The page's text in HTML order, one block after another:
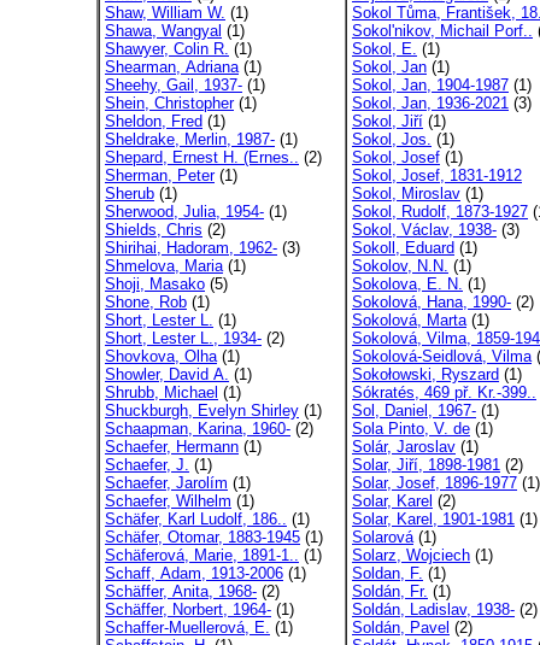
Shaw, William W. (1)
Shawa, Wangyal (1)
Shawyer, Colin R. (1)
Shearman, Adriana(1)
Sheehy, Gail, 1937- (1)
Shein, Christopher(1)
Sheldon, Fred (1)
Sheldrake, Merlin, 1987- (1)
Shepard, Ernest H. (Ernes.. (2)
Sherman, Peter(1)
Sherub (1)
Sherwood, Julia, 1954- (1)
Shields, Chris (2)
Shirihai, Hadoram, 1962- (3)
Shmelova, Maria(1)
Shoji, Masako (5)
Shone, Rob (1)
Short, Lester L. (1)
Short, Lester L., 1934- (2)
Shovkova, Olha(1)
Showler, David A. (1)
Shrubb, Michael (1)
Shuckburgh, Evelyn Shirley (1)
Schaapman, Karina, 1960- (2)
Schaefer, Hermann (1)
Schaefer, J. (1)
Schaefer, Jarolím (1)
Schaefer, Wilhelm (1)
Schäfer, Karl Ludolf, 186.. (1)
Schäfer, Otomar, 1883-1945 (1)
Schäferová, Marie, 1891-1.. (1)
Schaff, Adam, 1913-2006 (1)
Schäffer, Anita, 1968- (2)
Schäffer, Norbert, 1964- (1)
Schaffer-Muellerová, E. (1)
Sokol Tůma, František,
Sokol'nikov, Michail Porf..
Sokol, E. (1)
Sokol, Jan (1)
Sokol, Jan, 1904-1987 (1)
Sokol, Jan, 1936-2021 (3)
Sokol, Jiří (1)
Sokol, Jos. (1)
Sokol, Josef (1)
Sokol, Josef, 1831-1912
Sokol, Miroslav (1)
Sokol, Rudolf, 1873-1927
Sokol, Václav, 1938- (3)
Sokoll, Eduard (1)
Sokolov, N.N. (1)
Sokolova, E. N. (1)
Sokolová, Hana, 1990- (2)
Sokolová, Marta(1)
Sokolová, Vilma, 1859-
Sokolová-Seidlová, Vilma
Sokołowski, Ryszard (1)
Sókratés, 469 př. Kr.-399..
Sol, Daniel, 1967- (1)
Sola Pinto, V. de (1)
Solár, Jaroslav (1)
Solar, Jiří, 1898-1981 (2)
Solar, Josef, 1896-1977 (1)
Solar, Karel (2)
Solar, Karel, 1901-1981 (1)
Solarová(1)
Solarz, Wojciech (1)
Soldan, F. (1)
Soldán, Fr. (1)
Soldán, Ladislav, 1938- (2)
Soldán, Pavel (2)